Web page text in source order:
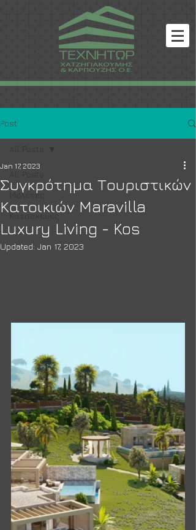
Post
Μελέτες
Κατασκευές
Συγκρότημα Τουριστικών
Κατοικιών Maravilla
Luxury Living - Kos
Jan 17, 2023
Updated: Jan 17, 2023